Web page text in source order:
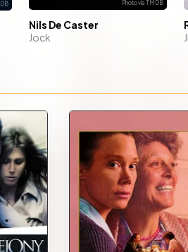
Nils De Caster
Jock